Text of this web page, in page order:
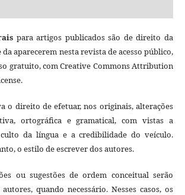
para artigos publicados são de direito da
aparecerem nesta revista de acesso público,
gratuito, com Creative Commons Attribution
o direito de efetuar, nos originais, alterações
ortográfica e gramatical, com vistas a
da língua e a credibilidade do veículo.
o estilo de escrever dos autores.
ou sugestões de ordem conceitual serão
quando necessário. Nesses casos, os